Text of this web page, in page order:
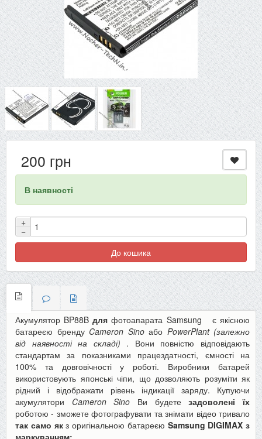
200 грн
В наявності
+
−
До кошика
Акумулятор BP88Bдля фотоапарата Samsung
є якісною
батареєю бренду Cameron Sinoабо PowerPlant (залежно
від наявності на складі) . Вони повністю відповідають
стандартам за показниками працездатності, ємності на
100% та довговічності у роботі. Виробники батарей
використовують японські чіпи, що дозволяють розуміти як
рідний і відображати рівень індикації заряду. Купуючи
акумулятори Cameron Sino Ви будетезадоволені їх
роботою - зможете фотографувати та знімати відео тривало
так само якз оригінальною батареєю Samsung DIGIMAX з
маркуванням: